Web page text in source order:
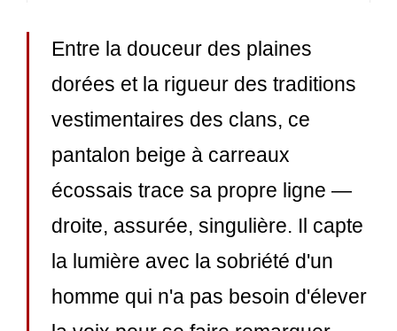
Entre la douceur des plaines
dorées et la rigueur des traditions
vestimentaires des clans, ce
pantalon beige à carreaux
écossais trace sa propre ligne —
droite, assurée, singulière. Il capte
la lumière avec la sobriété d'un
homme qui n'a pas besoin d'élever